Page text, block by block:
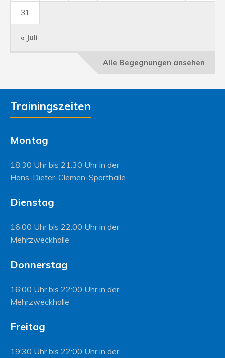
« Juli
31
Alle Begegnungen ansehen
Trainingszeiten
Montag
18.30 Uhr bis 21:30 Uhr in der
Hans-Dieter-Clemen-Sporthalle
Dienstag
16:00 Uhr bis 22:00 Uhr in der
Mehrzweckhalle
Donnerstag
16:00 Uhr bis 22:00 Uhr in der
Mehrzweckhalle
Freitag
19:30 Uhr bis 22:00 Uhr in der